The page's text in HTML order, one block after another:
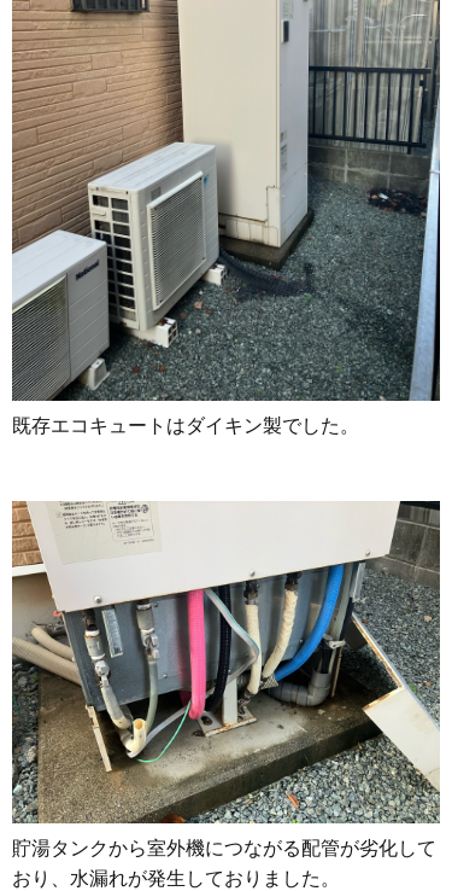
既存エコキュートはダイキン製でした。
貯湯タンクから室外機につながる配管が劣化して
おり、水漏れが発生しておりました。